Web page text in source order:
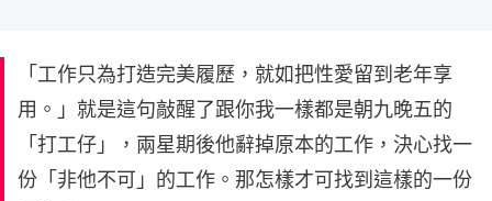
「工作只為打造完美履歷，就如把性愛留到老年享
用。」就是這句敲醒了跟你我一樣都是朝九晚五的
「打工仔」，兩星期後他辭掉原本的工作，決心找一
份「非他不可」的工作。那怎樣才可找到這樣的一份